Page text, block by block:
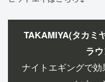
TAKAMIYA(タカミ
ラ
ナイトエギングで